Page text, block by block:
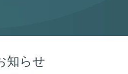
知らせ